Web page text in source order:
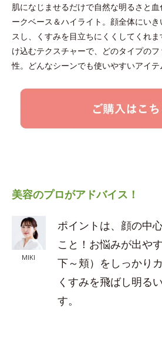
肌になじませるだけで自然な明るさと
ークベース＆ハイライト。顔全体にい
スし、くすみを目立ちにくくしてくれ
け込むテクスチャーで、どのタイプの
性。どんなシーンでも使いやすいアイテ
美容のプロがアドバイス！
MIKI
ポイントは、顔の中
こと！お悩みが出や
下～頬）をしっかり
くすみを飛ばし明る
す。